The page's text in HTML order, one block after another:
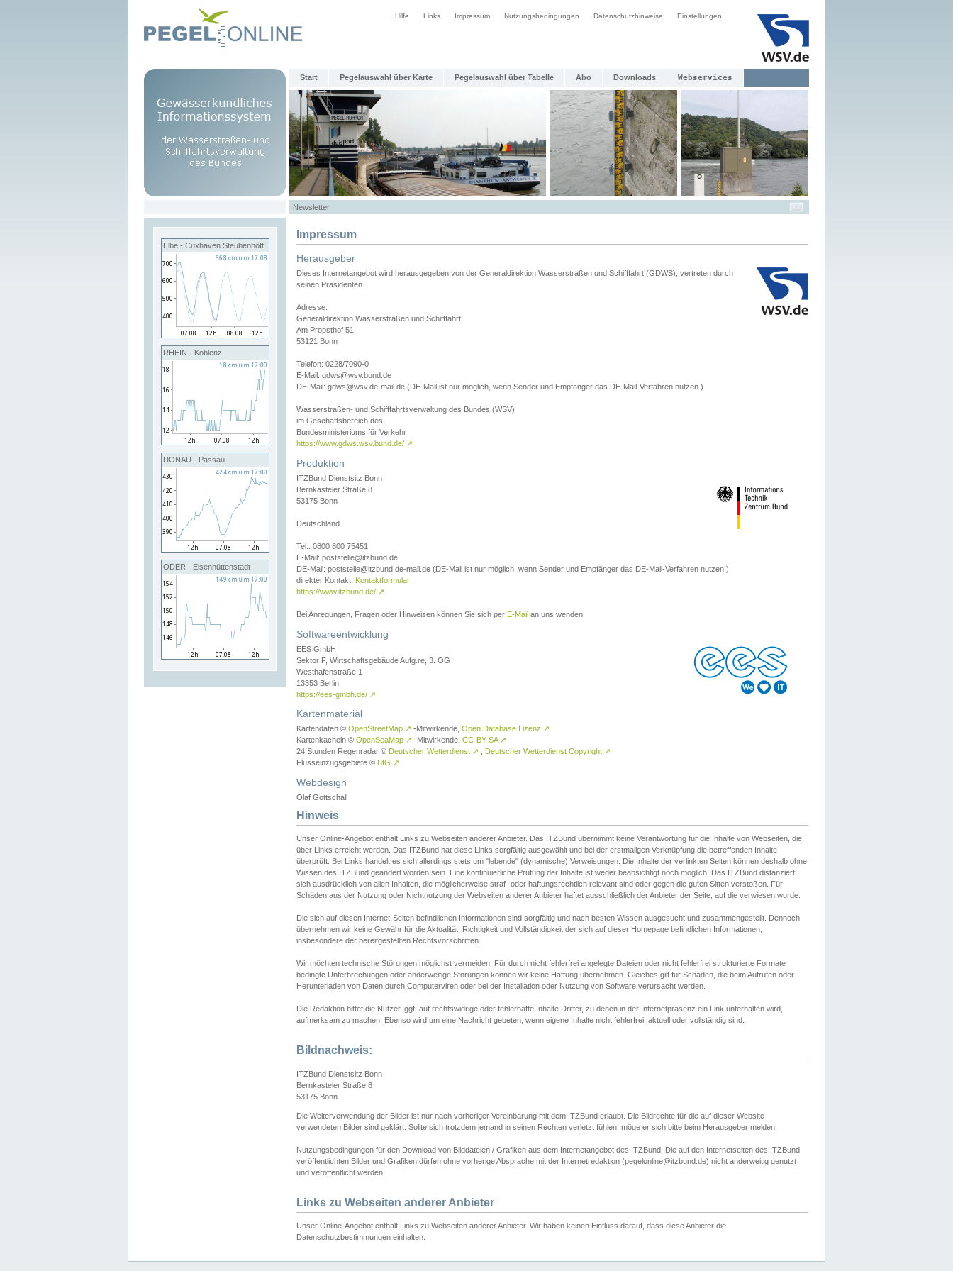
Hilfe Links Impressum Nutzungsbedingungen Datenschutzhinweise Einstellungen
Start Pegelauswahl über Karte Pegelauswahl über Tabelle Abo Downloads Webservices
Newsletter
Elbe - Cuxhaven Steubenhöft
RHEIN - Koblenz
DONAU - Passau
ODER - Eisenhüttenstadt
Impressum
Herausgeber
Dieses Internetangebot wird herausgegeben von der Generaldirektion Wasserstraßen und Schifffahrt (GDWS), vertreten durch
seinen Präsidenten.
Adresse:
Generaldirektion Wasserstraßen und Schifffahrt
Am Propsthof 51
53121 Bonn
Telefon: 0228/7090-0
E-Mail: gdws@wsv.bund.de
DE-Mail: gdws@wsv.de-mail.de (DE-Mail ist nur möglich, wenn Sender und Empfänger das DE-Mail-Verfahren nutzen.)
Wasserstraßen- und Schifffahrtsverwaltung des Bundes (WSV)
im Geschäftsbereich des
Bundesministeriums für Verkehr
https://www.gdws.wsv.bund.de/ ↗
Produktion
ITZBund Dienstsitz Bonn
Bernkasteler Straße 8
53175 Bonn
Deutschland
Tel.: 0800 800 75451
E-Mail: poststelle@itzbund.de
DE-Mail: poststelle@itzbund.de-mail.de (DE-Mail ist nur möglich, wenn Sender und Empfänger das DE-Mail-Verfahren nutzen.)
direkter Kontakt: Kontaktformular
https://www.itzbund.de/ ↗
Bei Anregungen, Fragen oder Hinweisen können Sie sich per E-Mail an uns wenden.
Softwareentwicklung
EES GmbH
Sektor F, Wirtschaftsgebäude Aufg.re, 3. OG
Westhafenstraße 1
13353 Berlin
https://ees-gmbh.de/ ↗
Kartenmaterial
Kartendaten © OpenStreetMap ↗ -Mitwirkende, Open Database Lizenz ↗
Kartenkacheln © OpenSeaMap ↗ -Mitwirkende, CC-BY-SA ↗
24 Stunden Regenradar © Deutscher Wetterdienst ↗ Deutscher Wetterdienst Copyright ↗
Flusseinzugsgebiete © BfG ↗
Webdesign
Olaf Gottschall
Hinweis
Unser Online-Angebot enthält Links zu Webseiten anderer Anbieter. Das ITZBund übernimmt keine Verantwortung für die Inhalte von Webseiten, die
über Links erreicht werden. Das ITZBund hat diese Links sorgfältig ausgewählt und bei der erstmaligen Verknüpfung die betreffenden Inhalte
überprüft. Bei Links handelt es sich allerdings stets um "lebende" (dynamische) Verweisungen. Die Inhalte der verlinkten Seiten können deshalb ohne
Wissen des ITZBund geändert worden sein. Eine kontinuierliche Prüfung der Inhalte ist weder beabsichtigt noch möglich. Das ITZBund distanziert
sich ausdrücklich von allen Inhalten, die möglicherweise straf- oder haftungsrechtlich relevant sind oder gegen die guten Sitten verstoßen. Für
Schäden aus der Nutzung oder Nichtnutzung der Webseiten anderer Anbieter haftet ausschließlich der Anbieter der Seite, auf die verwiesen wurde.
Die sich auf diesen Internet-Seiten befindlichen Informationen sind sorgfältig und nach besten Wissen ausgesucht und zusammengestellt. Dennoch
übernehmen wir keine Gewähr für die Aktualität, Richtigkeit und Vollständigkeit der sich auf dieser Homepage befindlichen Informationen,
insbesondere der bereitgestellten Rechtsvorschriften.
Wir möchten technische Störungen möglichst vermeiden. Für durch nicht fehlerfrei angelegte Dateien oder nicht fehlerfrei strukturierte Formate
bedingte Unterbrechungen oder anderweitige Störungen können wir keine Haftung übernehmen. Gleiches gilt für Schäden, die beim Aufrufen oder
Herunterladen von Daten durch Computerviren oder bei der Installation oder Nutzung von Software verursacht werden.
Die Redaktion bittet die Nutzer, ggf. auf rechtswidrige oder fehlerhafte Inhalte Dritter, zu denen in der Internetpräsenz ein Link unterhalten wird,
aufmerksam zu machen. Ebenso wird um eine Nachricht gebeten, wenn eigene Inhalte nicht fehlerfrei, aktuell oder vollständig sind.
Bildnachweis:
ITZBund Dienstsitz Bonn
Bernkasteler Straße 8
53175 Bonn
Die Weiterverwendung der Bilder ist nur nach vorheriger Vereinbarung mit dem ITZBund erlaubt. Die Bildrechte für die auf dieser Website
verwendeten Bilder sind geklärt. Sollte sich trotzdem jemand in seinen Rechten verletzt fühlen, möge er sich bitte beim Herausgeber melden.
Nutzungsbedingungen für den Download von Bilddateien / Grafiken aus dem Internetangebot des ITZBund: Die auf den Internetseiten des ITZBund
veröffentlichten Bilder und Grafiken dürfen ohne vorherige Absprache mit der Internetredaktion (pegelonline@itzbund.de) nicht anderweitig genutzt
und veröffentlicht werden.
Links zu Webseiten anderer Anbieter
Unser Online-Angebot enthält Links zu Webseiten anderer Anbieter. Wir haben keinen Einfluss darauf, dass diese Anbieter die
Datenschutzbestimmungen einhalten.